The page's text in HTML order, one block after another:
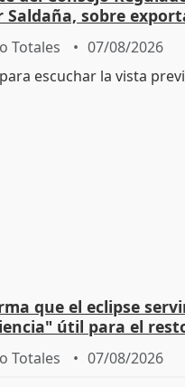
Saldaña, sobre
Totales 07/08/2026
que el eclipse
útil para el
Totales 07/08/2026